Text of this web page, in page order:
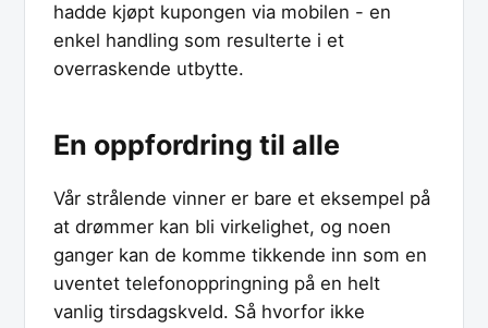
hadde kjøpt kupongen via mobilen - en
enkel handling som resulterte i et
overraskende utbytte.
En oppfordring til alle
Vår strålende vinner er bare et eksempel på
at drømmer kan bli virkelighet, og noen
ganger kan de komme tikkende inn som en
uventet telefonoppringning på en helt
vanlig tirsdagskveld. Så hvorfor ikke